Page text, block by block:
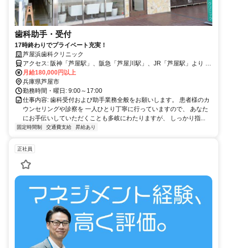
歯科助手・受付
17時終わりでプライベート充実！
芦屋浜歯科クリニック
アクセス: 阪神「芦屋駅」、阪急「芦屋川駅」、JR「芦屋駅」より 阪
急バス「芦屋浜営業所」行き「シーサイドセンター」下車すぐ
月給180,000円以上
兵庫県芦屋市
勤務時間・曜日: 9:00～17:00
仕事内容: 歯科受付および助手業務全般をお願いします。 患者様のカ
ウンセリングや診察を 一人ひとり丁寧に行っていますので、 あなた
にお手伝いしていただくことも多岐にわたりますが、 しっかり指...
固定時間制 交通費支給 昇給あり
正社員